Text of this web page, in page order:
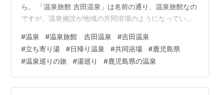
ら。 「温泉旅館 吉田温泉」は名前の通り、温泉旅館なの
ですが、温泉施設が地域の共同浴場のようになってい
横に受付があるので、入浴料を支払います。 立ち寄り湯
の営業時間がとても長く、朝6時から夜23時まで開いて
いるので、いつでも気軽に立ち寄れます。 家族湯（全10
室）もあり、1時間500円で利用できます。 入浴料：大人
350円 小人150円 幼児80円 立ち寄り湯の営業時間：6時
#温泉 #温泉旅館 吉田温泉 #吉田温泉
#立ち寄り湯 #日帰り温泉 #共同浴場 #鹿児島県
#温泉巡りの旅 #湯巡り #鹿児島県の温泉